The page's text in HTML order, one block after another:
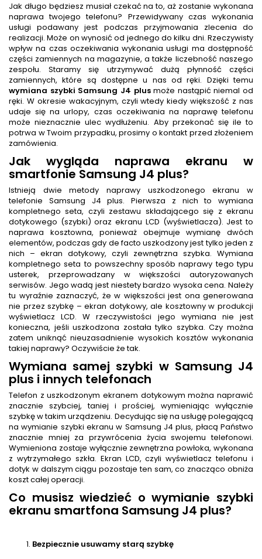
Jak długo będziesz musiał czekać na to, aż zostanie wykonana
naprawa twojego telefonu? Przewidywany czas wykonania
usługi podawany jest podczas przyjmowania zlecenia do
realizacji. Może on wynosić od jednego do kilku dni. Rzeczywisty
wpływ na czas oczekiwania wykonania usługi ma dostępność
części zamiennych na magazynie, a także liczebność naszego
zespołu. Staramy się utrzymywać dużą płynność części
zamiennych, które są dostępne u nas od ręki. Dzięki temu
wymiana szybki Samsung J4 plusmoże nastąpić niemal od
ręki. W okresie wakacyjnym, czyli wtedy kiedy większość z nas
udaje się na urlopy, czas oczekiwania na naprawę telefonu
może nieznacznie ulec wydłużeniu. Aby przekonać się ile to
potrwa w Twoim przypadku, prosimy o kontakt przed złożeniem
zamówienia.
Jak wygląda naprawa ekranu w
smartfonie Samsung J4 plus?
Istnieją dwie metody naprawy uszkodzonego ekranu w
telefonie Samsung J4 plus. Pierwsza z nich to wymiana
kompletnego seta, czyli zestawu składającego się z ekranu
dotykowego (szybki) oraz ekranu LCD (wyświetlacza). Jest to
naprawa kosztowna, ponieważ obejmuje wymianę dwóch
elementów, podczas gdy de facto uszkodzony jest tylko jeden z
nich – ekran dotykowy, czyli zewnętrzna szybka. Wymiana
kompletnego seta to powszechny sposób naprawy tego typu
usterek, przeprowadzany w większości autoryzowanych
serwisów. Jego wadą jest niestety bardzo wysoka cena. Należy
tu wyraźnie zaznaczyć, że w większości jest ona generowana
nie przez szybkę – ekran dotykowy, ale kosztowny w produkcji
wyświetlacz LCD. W rzeczywistości jego wymiana nie jest
konieczna, jeśli uszkodzona została tylko szybka. Czy można
zatem uniknąć nieuzasadnienie wysokich kosztów wykonania
takiej naprawy? Oczywiście że tak.
Wymiana samej szybki w Samsung J4
plus i innych telefonach
Telefon z uszkodzonym ekranem dotykowym można naprawić
znacznie szybciej, taniej i prościej, wymieniając wyłącznie
szybkę w takim urządzeniu. Decydując się na usługę polegającą
na wymianie szybki ekranu w Samsung J4 plus, płacą Państwo
znacznie mniej za przywrócenia życia swojemu telefonowi.
Wymieniona zostaje wyłącznie zewnętrzna powłoka, wykonana
z wytrzymałego szkła. Ekran LCD, czyli wyświetlacz telefonu i
dotyk w dalszym ciągu pozostaje ten sam, co znacząco obniża
koszt całej operacji.
Co musisz wiedzieć o wymianie szybki
ekranu smartfona Samsung J4 plus?
Bezpiecznie usuwamy starą szybkę